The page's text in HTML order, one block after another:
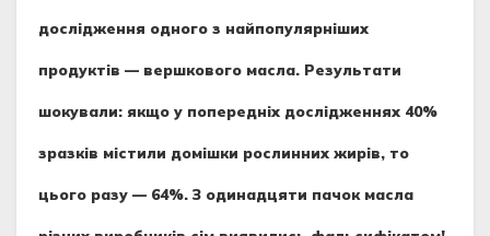
дослідження одного з найпопулярніших
продуктів — вершкового масла. Результати
шокували: якщо у попередніх дослідженнях 40%
зразків містили домішки рослинних жирів, то
цього разу — 64%. З одинадцяти пачок масла